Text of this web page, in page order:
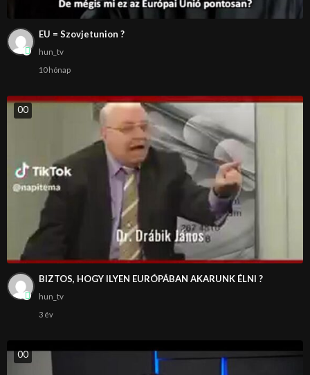
EU = Szovjetunion ?
hun_tv
10 hónap
00
BIZTOS, HOGY ILYEN EURÓPÁBAN AKARUNK ÉLNI ?
hun_tv
3 év
00